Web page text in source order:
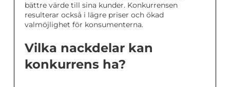
bättre värde till sina kunder. Konkurrensen
resulterar också i lägre priser och ökad
valmöjlighet för konsumenterna.
Vilka nackdelar kan
konkurrens ha?